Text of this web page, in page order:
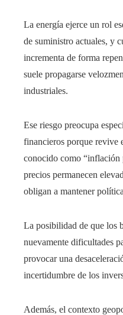
La energía ejerce un rol
de suministro actuales, y
incrementa de forma
suele propagarse
industriales.
Ese riesgo preocupa
financieros porque revive
conocido como “inflación
precios permanecen
obligan a mantener
La posibilidad de que los
nuevamente dificultades
provocar una
incertidumbre de los
Además, el contexto